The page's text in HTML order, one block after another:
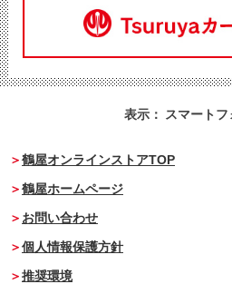
表示： スマートフ
鶴屋オンラインストアTOP
鶴屋ホームページ
お問い合わせ
個人情報保護方針
推奨環境